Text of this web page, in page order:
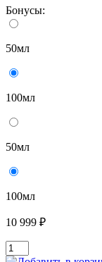
Бонусы:
50мл
100мл
50мл
100мл
10 999 ₽